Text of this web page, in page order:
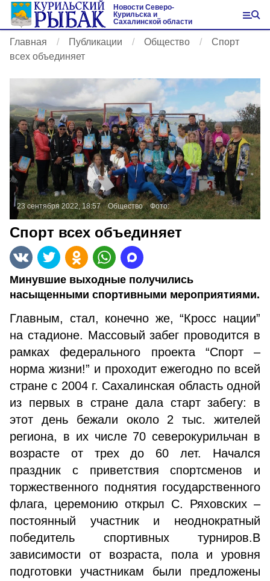
Новости Северо-
Курильска и
Сахалинской области
Главная Публикации Общество
Спорт
всех объединяет
23 сентября 2022, 18:57 Общество Фото:
Спорт всех объединяет
Минувшие выходные получились
насыщенными спортивными мероприятиями.
Главным, стал, конечно же, “Кросс нации”
на стадионе. Массовый забег проводится в
рамках федерального проекта “Спорт –
норма жизни!” и проходит ежегодно по всей
стране с 2004 г. Сахалинская область одной
из первых в стране дала старт забегу: в
этот день бежали около 2 тыс. жителей
региона, в их числе 70 северокурильчан в
возрасте от трех до 60 лет. Начался
праздник с приветствия спортсменов и
торжественного поднятия государственного
флага, церемонию открыл С. Ряховских –
постоянный участник и неоднократный
победитель спортивных турниров.В
зависимости от возраста, пола и уровня
подготовки участникам были предложены